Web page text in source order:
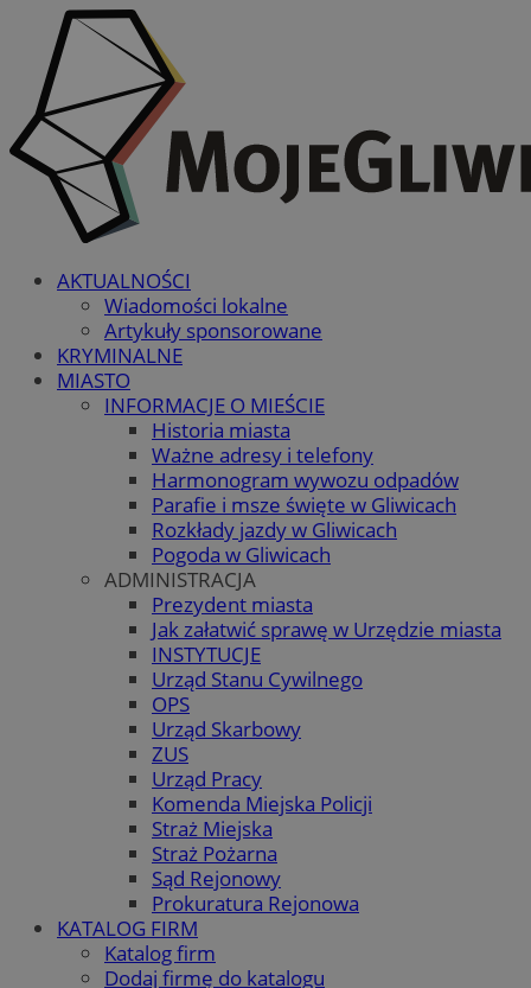
AKTUALNOŚCI
Wiadomości lokalne
Artykuły sponsorowane
KRYMINALNE
MIASTO
INFORMACJE O MIEŚCIE
Historia miasta
Ważne adresy i telefony
Harmonogram wywozu odpadów
Parafie i msze święte w Gliwicach
Rozkłady jazdy w Gliwicach
Pogoda w Gliwicach
ADMINISTRACJA
Prezydent miasta
Jak załatwić sprawę w Urzędzie miasta
INSTYTUCJE
Urząd Stanu Cywilnego
OPS
Urząd Skarbowy
ZUS
Urząd Pracy
Komenda Miejska Policji
Straż Miejska
Straż Pożarna
Sąd Rejonowy
Prokuratura Rejonowa
KATALOG FIRM
Katalog firm
Dodaj firmę do katalogu